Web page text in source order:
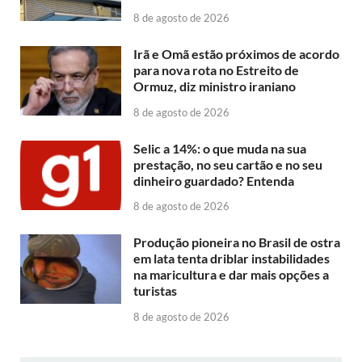
8 de agosto de 2026
Irã e Omã estão próximos de acordo
para nova rota no Estreito de
Ormuz, diz ministro iraniano
8 de agosto de 2026
Selic a 14%: o que muda na sua
prestação, no seu cartão e no seu
dinheiro guardado? Entenda
8 de agosto de 2026
Produção pioneira no Brasil de ostra
em lata tenta driblar instabilidades
na maricultura e dar mais opções a
turistas
8 de agosto de 2026